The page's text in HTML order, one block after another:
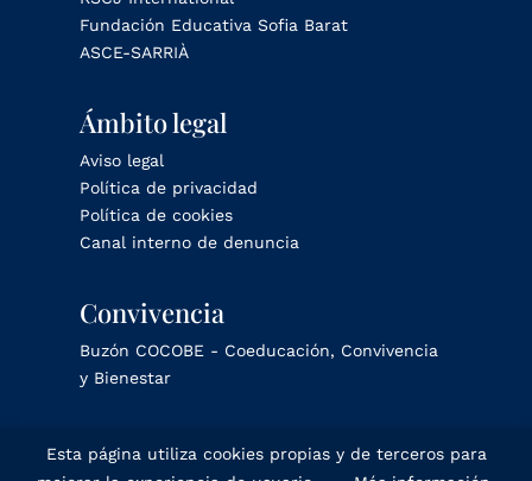
Fundación Educativa Sofia Barat
ASCE-SARRIÀ
Ámbito legal
Aviso legal
Política de privacidad
Política de cookies
Canal interno de denuncia
Convivencia
Buzón COCOBE - Coeducación, Convivencia
y Bienestar
Esta página utiliza cookies propias y de terceros para